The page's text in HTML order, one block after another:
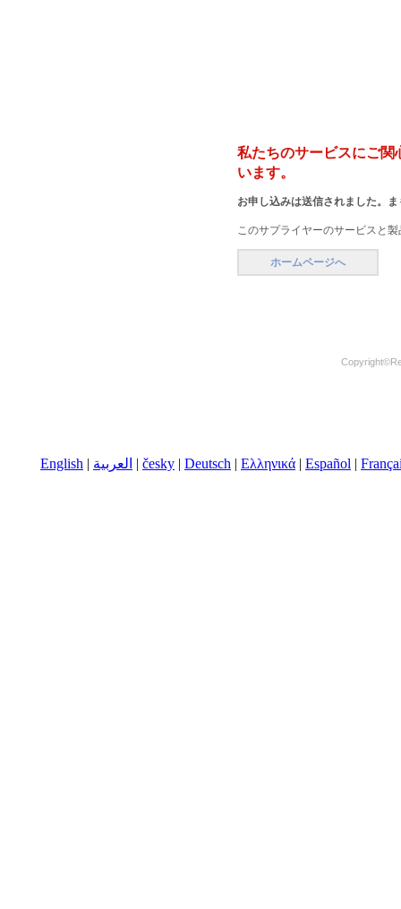
私たちのサービスにご関
います。
お申し込みは送信されました。
このサプライヤーのサービスと
ホームページへ
Copyright©
English | العربية | česky | Deutsch | Ελληνικά | Español |